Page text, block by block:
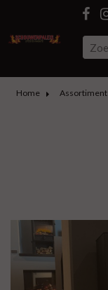
Home Assortiment